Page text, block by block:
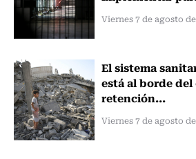
Viernes 7 de agosto
El sistema
está al borde
retención...
Viernes 7 de agosto